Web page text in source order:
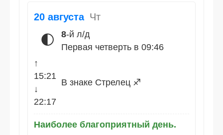
20 августа Чт
🌓 8-й л/д
Первая четверть в 09:46
↑
15:21
↓
22:17
В знаке Стрелец ♐
Наиболее благоприятный день.